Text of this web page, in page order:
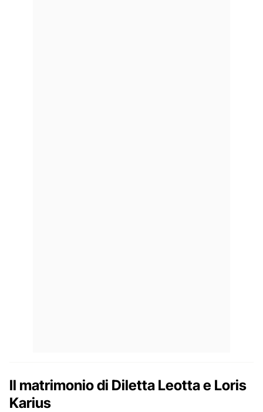
Il matrimonio di Diletta Leotta e Loris
Karius